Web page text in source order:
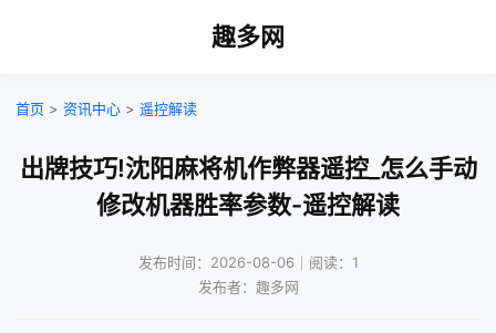
趣多网
首页 > 资讯中心 > 遥控解读
出牌技巧!沈阳麻将机作弊器遥控_怎么手动
修改机器胜率参数-遥控解读
发布时间：2026-08-06｜阅读：1
发布者：趣多网